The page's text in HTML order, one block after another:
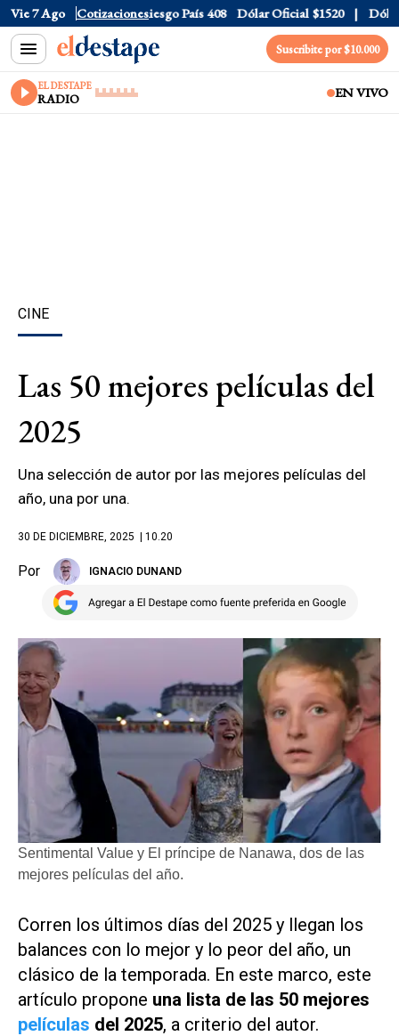
Vie 7 Ago Cotizaciones
$1688.03 Riesgo País 408 Dólar Oficial $1520 Dólar Tarjeta
Suscribite por $10.000
EL DESTAPE
RADIO EN VIVO
CINE
Las 50 mejores películas del
2025
Una selección de autor por las mejores películas del
año, una por una.
30 DE DICIEMBRE, 2025 | 10.20
Por IGNACIO DUNAND
Sentimental Value y El príncipe de Nanawa, dos de las
mejores películas del año.
Corren los últimos días del 2025 y llegan los
balances con lo mejor y lo peor del año, un
clásico de la temporada. En este marco, este
artículo propone una lista de las 50 mejores
películas del 2025, a criterio del autor.